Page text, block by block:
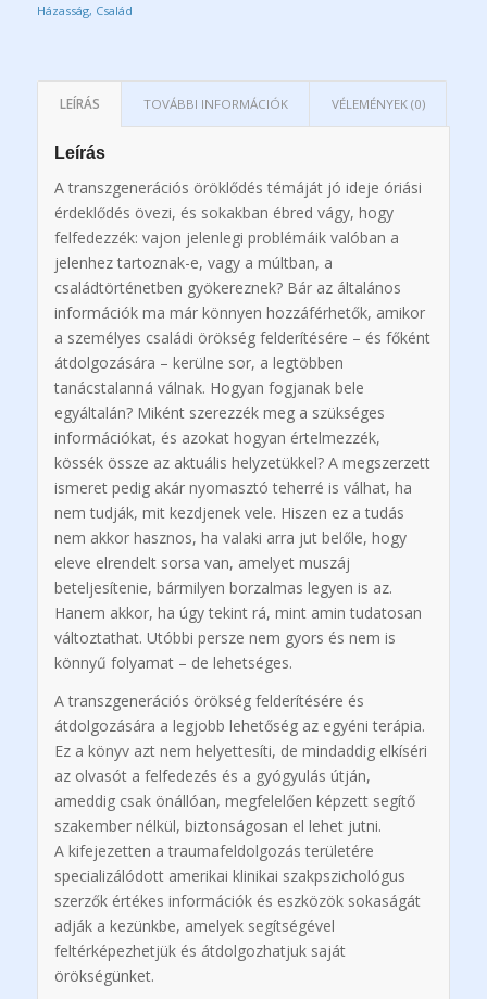
Házasság, Család
LEÍRÁS TOVÁBBI INFORMÁCIÓK VÉLEMÉNYEK (0)
Leírás
A transzgenerációs öröklődés témáját jó ideje óriási
érdeklődés övezi, és sokakban ébred vágy, hogy
felfedezzék: vajon jelenlegi problémáik valóban a
jelenhez tartoznak-e, vagy a múltban, a
családtörténetben gyökereznek? Bár az általános
információk ma már könnyen hozzáférhetők, amikor
a személyes családi örökség felderítésére – és főként
átdolgozására – kerülne sor, a legtöbben
tanácstalanná válnak. Hogyan fogjanak bele
egyáltalán? Miként szerezzék meg a szükséges
információkat, és azokat hogyan értelmezzék,
kössék össze az aktuális helyzetükkel? A megszerzett
ismeret pedig akár nyomasztó teherré is válhat, ha
nem tudják, mit kezdjenek vele. Hiszen ez a tudás
nem akkor hasznos, ha valaki arra jut belőle, hogy
eleve elrendelt sorsa van, amelyet muszáj
beteljesítenie, bármilyen borzalmas legyen is az.
Hanem akkor, ha úgy tekint rá, mint amin tudatosan
változtathat. Utóbbi persze nem gyors és nem is
könnyű folyamat – de lehetséges.
A transzgenerációs örökség felderítésére és
átdolgozására a legjobb lehetőség az egyéni terápia.
Ez a könyv azt nem helyettesíti, de mindaddig elkíséri
az olvasót a felfedezés és a gyógyulás útján,
ameddig csak önállóan, megfelelően képzett segítő
szakember nélkül, biztonságosan el lehet jutni.
A kifejezetten a traumafeldolgozás területére
specializálódott amerikai klinikai szakpszichológus
szerzők értékes információk és eszközök sokaságát
adják a kezünkbe, amelyek segítségével
feltérképezhetjük és átdolgozhatjuk saját
örökségünket.